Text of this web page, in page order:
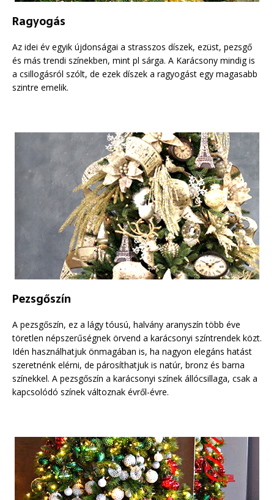
Ragyogás
Az idei év egyik újdonságai a strasszos díszek, ezüst, pezsgő
és más trendi színekben, mint pl sárga. A Karácsony mindig is
a csillogásról szólt, de ezek díszek a ragyogást egy magasabb
szintre emelik.
Pezsgőszín
A pezsgőszín, ez a lágy tóusú, halvány aranyszín több éve
töretlen népszerűségnek örvend a karácsonyi színtrendek közt.
Idén használhatjuk önmagában is, ha nagyon elegáns hatást
szeretnénk elérni, de párosíthatjuk is natúr, bronz és barna
színekkel. A pezsgőszín a karácsonyi színek állócsillaga, csak a
kapcsolódó színek változnak évről-évre.